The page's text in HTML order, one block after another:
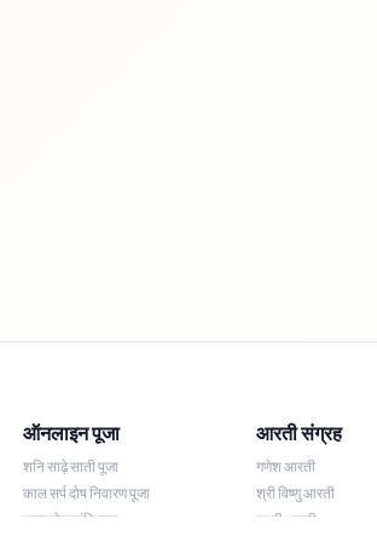
ऑनलाइन पूजा
शनि साढ़े साती पूजा
काल सर्प दोष निवारण पूजा
नज़र दोष शांति पूजा
आरती संग्रह
गणेश आरती
श्री विष्णु आरती
लक्ष्मी आरती